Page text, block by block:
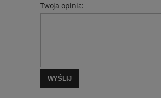
Twoja opinia:
WYŚLIJ